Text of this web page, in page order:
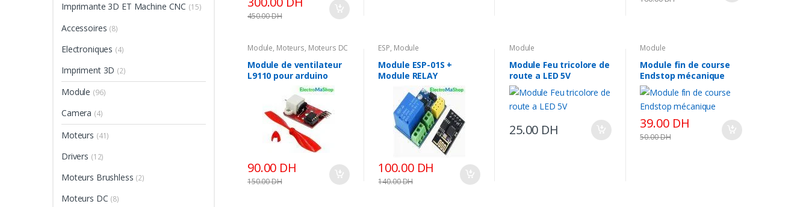
450.00DH
Module, Moteurs, Moteurs DC
Module de ventilateur
L9110 pour arduino
90.00 DH
150.00DH
ESP, Module
Module ESP-01S +
Module RELAY
100.00 DH
140.00DH
Module
Module Feu tricolore de
route a LED 5V
25.00 DH
Module
Module fin de course
Endstop mécanique
39.00 DH
50.00DH
Imprimante 3D ET Machine CNC (15)
Accessoires (8)
Electroniques (4)
Impriment 3D (2)
Module (96)
Camera (4)
Moteurs (41)
Drivers (12)
Moteurs Brushless (2)
Moteurs DC (8)